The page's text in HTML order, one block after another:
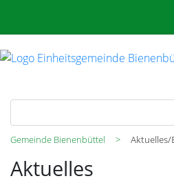
Gemeinde Bienenbüttel Aktuelles/
Aktuelles